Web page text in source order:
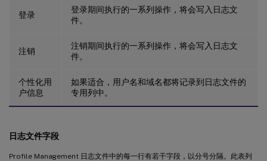
登录
登录期间执行的一系列操作，将会写入日志文
件。
注销
注销期间执行的一系列操作，将会写入日志文
件。
个性化用
户信息
如果适合，用户名和域名都将记录到日志文件的
专用列中。
日志文件字段
Profile Management 日志文件中的每一行有若干字段，以分号分隔。此表列